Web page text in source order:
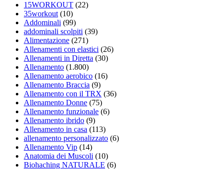
15WORKOUT (22)
35workout (10)
Addominali (99)
addominali scolpiti (39)
Alimentazione (271)
Allenamenti con elastici (26)
Allenamenti in Diretta (30)
Allenamento (1.800)
Allenamento aerobico (16)
Allenamento Braccia (9)
Allenamento con il TRX (36)
Allenamento Donne (75)
Allenamento funzionale (6)
Allenamento ibrido (9)
Allenamento in casa (113)
allenamento personalizzato (6)
Allenamento Vip (14)
Anatomia dei Muscoli (10)
Biohaching NATURALE (6)